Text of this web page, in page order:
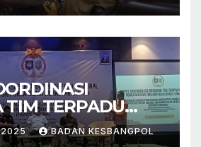
TIM TERPADU
PENGAWASAN
2025 BADAN KESBANGPOL